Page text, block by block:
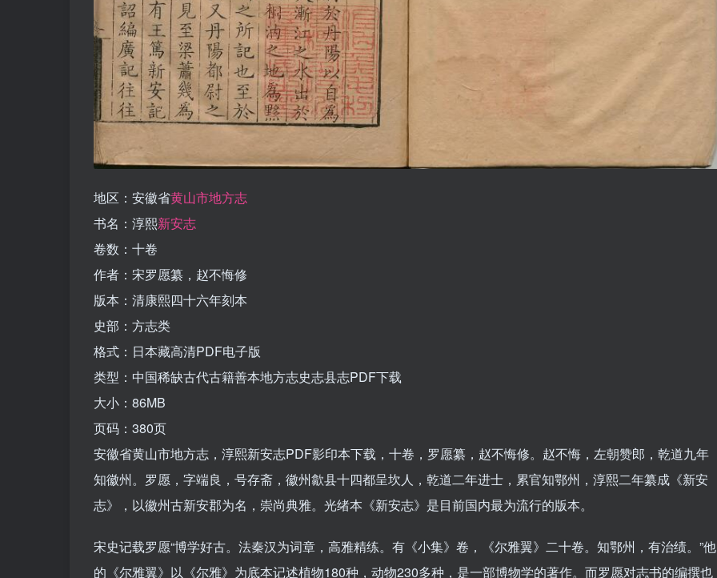
地区：安徽省黄山市地方志
书名：淳熙新安志
卷数：十卷
作者：宋罗愿纂，赵不悔修
版本：清康熙四十六年刻本
史部：方志类
格式：日本藏高清PDF电子版
类型：中国稀缺古代古籍善本地方志史志县志PDF下载
大小：86MB
页码：380页
安徽省黄山市地方志，淳熙新安志PDF影印本下载，十卷，罗愿纂，赵不悔修。赵不悔，左朝赞郎，乾道九年
知徽州。罗愿，字端良，号存斋，徽州歙县十四都呈坎人，乾道二年进士，累官知鄂州，淳熙二年纂成《新安
志》，以徽州古新安郡为名，崇尚典雅。光绪本《新安志》是目前国内最为流行的版本。
宋史记载罗愿“博学好古。法秦汉为词章，高雅精练。有《小集》卷，《尔雅翼》二十卷。知鄂州，有治绩。”他
的《尔雅翼》以《尔雅》为底本记述植物180种，动物230多种，是一部博物学的著作。而罗愿对志书的编撰也